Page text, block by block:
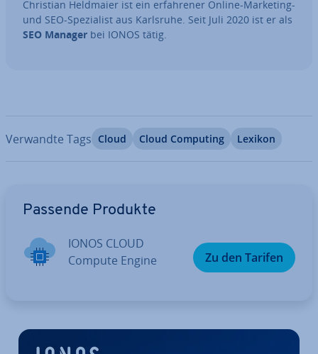
Christian Heldmaier ist ein er­fah­re­ner Online-Marketing-
und SEO-Spe­zia­list aus Karlsruhe. Seit Juli 2020 ist er als
SEO Manager bei IONOS tätig.
Verwandte Tags Cloud Cloud Computing Lexikon
Passende Produkte
IONOS CLOUD
Compute Engine
Zu den Tarifen